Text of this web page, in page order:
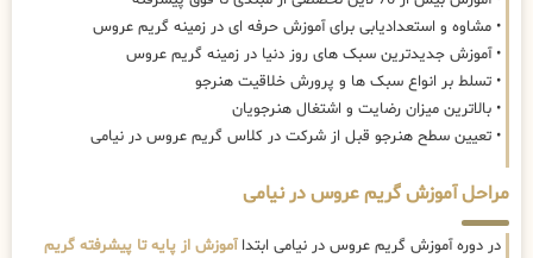
• مشاوه و استعدادیابی برای آموزش حرفه ای در زمینه گریم عروس
• آموزش جدیدترین سبک های روز دنیا در زمینه گریم عروس
• تسلط بر انواع سبک ها و پرورش خلاقیت هنرجو
• بالاترین میزان رضایت و اشتغال هنرجویان
• تعیین سطح هنرجو قبل از شرکت در کلاس گریم عروس در نیامی
مراحل آموزش گریم عروس در نیامی
در دوره آموزش گریم عروس در نیامی ابتداآموزش از پایه تا پیشرفته گریم